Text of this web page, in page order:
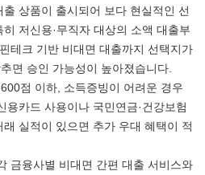
상품이 출시되어 보다 현실적인 선
저신용·무직자 대상의 소액 대출부
테크 기반 비대면 대출까지 선택지가
면 승인 가능성이 높아졌습니다.
점 이하, 소득증빙이 어려운 경우
용카드 사용이나 국민연금·건강보험
실적이 있으면 추가 우대 혜택이 적
금융사별 비대면 간편 대출 서비스와